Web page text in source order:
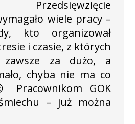
wiele pracy –
kto organizował
i czasie, z których
zawsze za dużo, a
chyba nie ma co
Pracownikom GOK
– już można